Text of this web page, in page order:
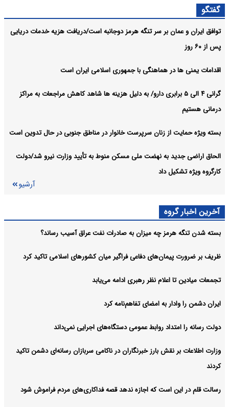
سیاسی: پزشکیان درخشش تیم ملی المپیاد هوش مصنوعی ایران در رقابتهای
جهانی را تبریک گفت
گفتگو
توافق ایران و عمان بر سر تنگه هرمز دوجانبه است/دریافت هزیه خدمات دریایی
پس از ۶۰ روز
اقدامات یمنی ها در هماهنگی با جمهوری اسلامی ایران است
گرانی ۴ الی ۵ برابری دارو/ به دلیل هزینه ها شاهد کاهش مراجعات به مراکز
درمانی هستیم
بسته ویژه حمایت از زنان سرپرست خانوار در مناطق جنوبی در حال تدوین است
الحاق اراضی جدید به نهضت ملی مسکن منوط به تأیید وزارت نیرو شد/دولت
کارگروه ویژه تشکیل داد
آرشیو
آخرین اخبار گروه
بسته شدن تنگه هرمز چه میزان به صادرات نفت عراق آسیب رساند؟
ظریف بر ضرورت پیمان‌های دفاعی فراگیر میان کشورهای اسلامی تاکید کرد
تجمعات میادین تا اعلام نظر رهبری ادامه می‌یابد
ایران دشمن را وادار به امضای تفاهم‌نامه کرد
دولت رسانه را امتداد روابط عمومی دستگاه‌های اجرایی نمی‌داند
وزارت اطلاعات بر نقش بارز خبرنگاران در ناکامی سربازان رسانه‌ای دشمن تاکید
کردند
رسالت قلم در این است که اجازه ندهد قصه‌ فداکاری‌های مردم فراموش شود